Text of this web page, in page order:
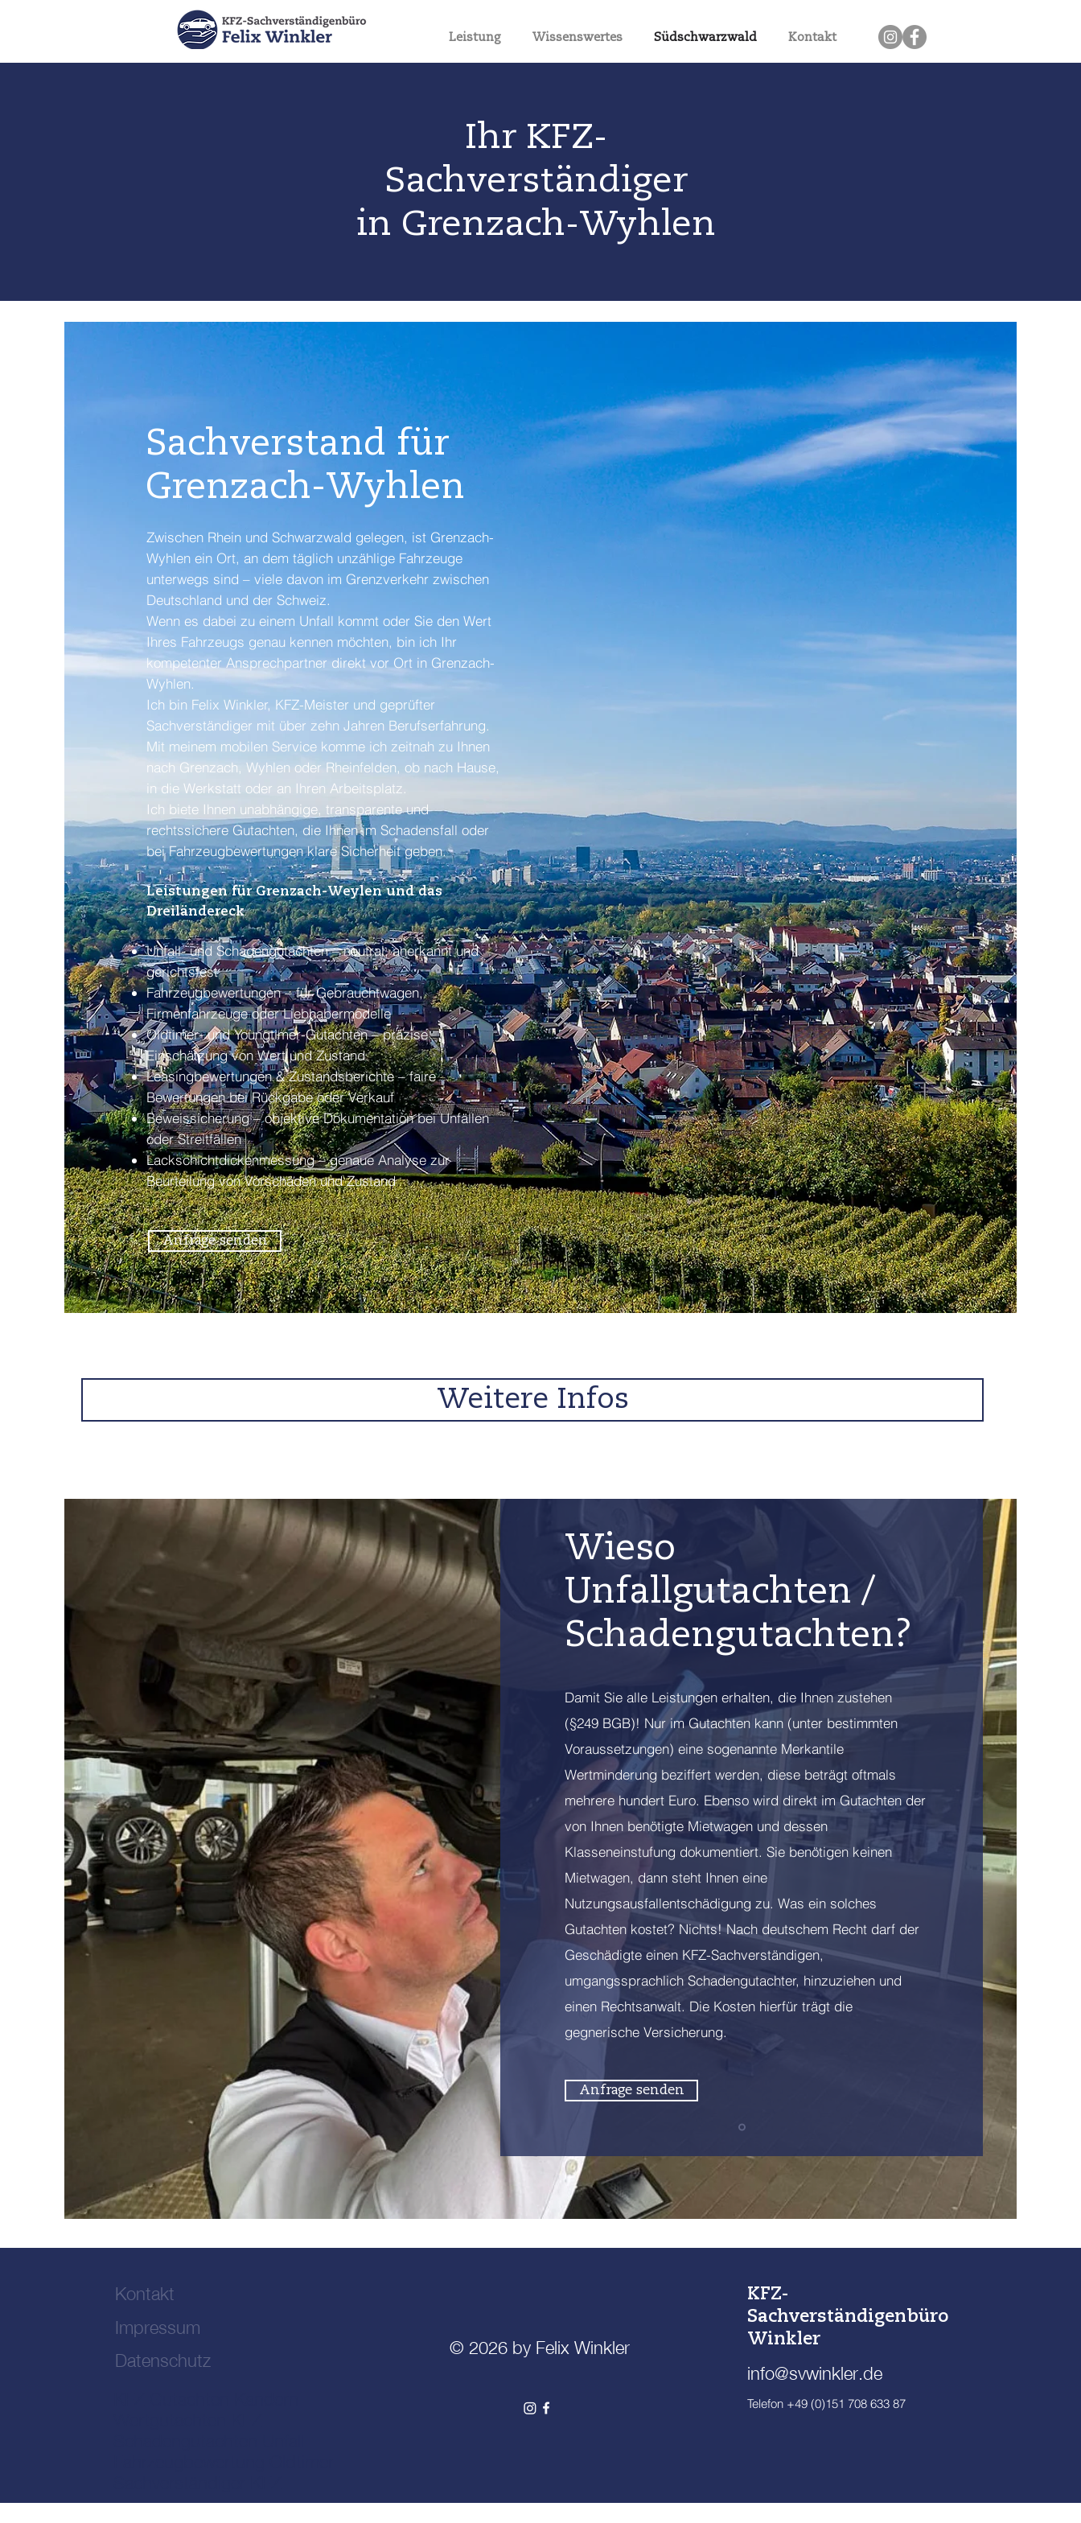
Leistung Wissenswertes Südschwarzwald Kontakt
Ihr KFZ-
Sachverständiger
in Grenzach-Wyhlen
Sachverstand für
Grenzach-Wyhlen
Zwischen Rhein und Schwarzwald gelegen, ist Grenzach-
Wyhlen ein Ort, an dem täglich unzählige Fahrzeuge
unterwegs sind – viele davon im Grenzverkehr zwischen
Deutschland und der Schweiz.
Wenn es dabei zu einem Unfall kommt oder Sie den Wert
Ihres Fahrzeugs genau kennen möchten, bin ich Ihr
kompetenter Ansprechpartner direkt vor Ort in Grenzach-
Wyhlen.
Ich bin Felix Winkler, KFZ-Meister und geprüfter
Sachverständiger mit über zehn Jahren Berufserfahrung.
Mit meinem mobilen Service komme ich zeitnah zu Ihnen
nach Grenzach, Wyhlen oder Rheinfelden, ob nach Hause,
in die Werkstatt oder an Ihren Arbeitsplatz.
Ich biete Ihnen unabhängige, transparente und
rechtssichere Gutachten, die Ihnen im Schadensfall oder
bei Fahrzeugbewertungen klare Sicherheit geben.
Leistungen für Grenzach-Weylen und das
Dreiländereck
Unfall- und Schadengutachten – neutral, anerkannt und
gerichtsfest
Fahrzeugbewertungen – für Gebrauchtwagen,
Firmenfahrzeuge oder Liebhabermodelle
Oldtimer- und Youngtimer-Gutachten – präzise
Einschätzung von Wert und Zustand
Leasingbewertungen & Zustandsberichte – faire
Bewertungen bei Rückgabe oder Verkauf
Beweissicherung – objektive Dokumentation bei Unfällen
oder Streitfällen
Lackschichtdickenmessung – genaue Analyse zur
Beurteilung von Vorschäden und Zustand
Anfrage senden
Weitere Infos
Wieso
Unfallgutachten /
Schadengutachten?
Damit Sie alle Leistungen erhalten, die Ihnen zustehen
(§249 BGB)! Nur im Gutachten kann (unter bestimmten
Voraussetzungen) eine sogenannte Merkantile
Wertminderung beziffert werden, diese beträgt oftmals
mehrere hundert Euro. Ebenso wird direkt im Gutachten der
von Ihnen benötigte Mietwagen und dessen
Klasseneinstufung dokumentiert. Sie benötigen keinen
Mietwagen, dann steht Ihnen eine
Nutzungsausfallentschädigung zu. Was ein solches
Gutachten kostet? Nichts! Nach deutschem Recht darf der
Geschädigte einen KFZ-Sachverständigen,
umgangssprachlich Schadengutachter, hinzuziehen und
einen Rechtsanwalt. Die Kosten hierfür trägt die
gegnerische Versicherung.
Anfrage senden
Kontakt
Impressum
Datenschutz
© 2026 by Felix Winkler
KFZ-
Sachverständigenbüro
Winkler
info@svwinkler.de
Telefon +49 (0)151 708 633 87